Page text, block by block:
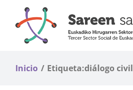
contenido
Inicio Etiqueta:diálogo civil